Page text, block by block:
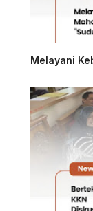
Melayani